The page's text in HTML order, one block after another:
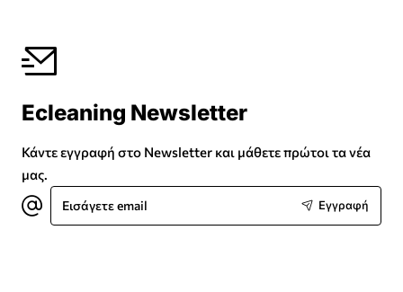
Ecleaning Newsletter
Κάντε εγγραφή στο Newsletter και μάθετε πρώτοι τα νέα
μας.
Εισάγετε
email
Εγγραφή